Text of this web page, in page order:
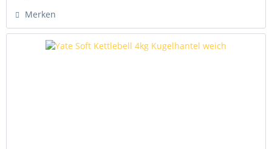
Merken